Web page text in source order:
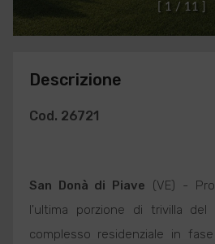
1 / 11
Descrizione
Cod. 26721
San Donà di Piave (VE) -
l'ultima porzione di trivilla del
complesso residenziale in